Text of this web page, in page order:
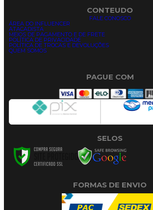
CONTEUDO
FALE CONOSCO
ÁREA DO INFLUENCER
ATACADISTA
MEIOS DE PAGAMENTO E DE FRETE
POLÍTICA DE PRIVACIDADE
POLÍTICA DE TROCAS E DEVOLUÇÕES
QUEM SOMOS
PAGUE COM
SELOS
FORMAS DE ENVIO